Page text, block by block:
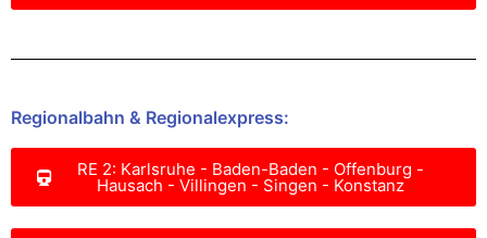
Regionalbahn & Regionalexpress:
RE 2: Karlsruhe - Baden-Baden - Offenburg -
Hausach - Villingen - Singen - Konstanz